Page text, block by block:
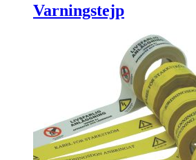
Varningstejp